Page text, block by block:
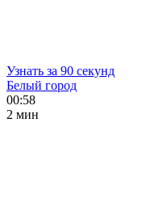
Узнать за 90 секунд
Белый город
00:58
2 мин